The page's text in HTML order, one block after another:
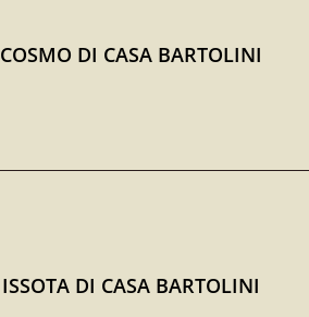
COSMO DI CASA BARTOLINI
ISSOTA DI CASA BARTOLINI